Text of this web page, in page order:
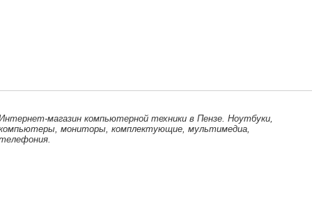
магазин компьютерной техники в Пензе. Ноутбуки,
мониторы, комплектующие, мультимедиа,